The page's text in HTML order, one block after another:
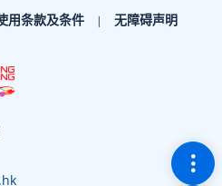
切
用条款及条件 无障碍声明